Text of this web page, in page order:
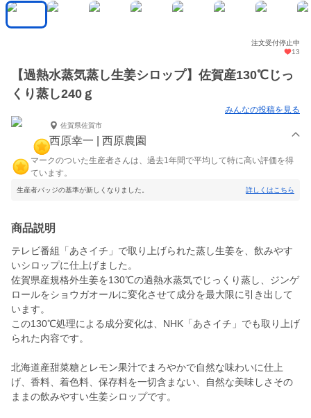
注文受付停止中
13
【過熱水蒸気蒸し生姜シロップ】佐賀産130℃じっ
くり蒸し240ｇ
みんなの投稿を見る
佐賀県佐賀市
西原幸一 | 西原農園
マークのついた生産者さんは、過去1年間で平均して特に高い評価を得
ています。
生産者バッジの基準が新しくなりました。 詳しくはこちら
商品説明
テレビ番組「あさイチ」で取り上げられた蒸し生姜を、飲みやす
いシロップに仕上げました。
佐賀県産規格外生姜を130℃の過熱水蒸気でじっくり蒸し、ジンゲ
ロールをショウガオールに変化させて成分を最大限に引き出して
います。
この130℃処理による成分変化は、NHK「あさイチ」でも取り上げ
られた内容です。
北海道産甜菜糖とレモン果汁でまろやかで自然な味わいに仕上
げ、香料、着色料、保存料を一切含まない、自然な美味しさその
ままの飲みやすい生姜シロップです。